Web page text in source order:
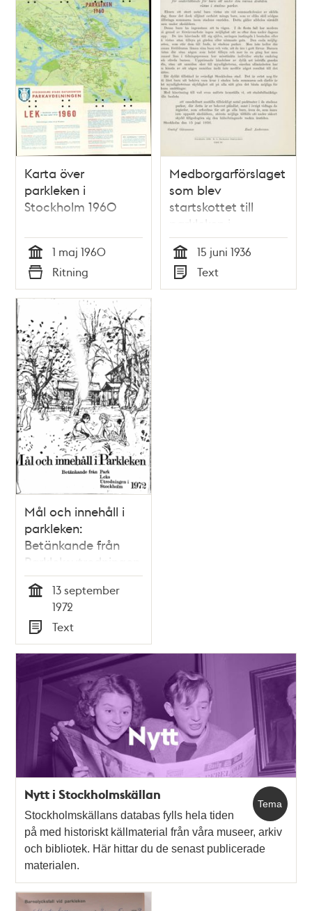
Karta över
parkleken i
Stockholm 1960
Tid
1 maj 1960
Typ
Ritning
Medborgarförslaget
som blev
startskottet till
parkleken i
stockholm
Tid
15 juni 1936
Typ
Text
Mål och innehåll i
parkleken:
Betänkande från
Parkleksutredningen
i Stockholm (PLUS)
13 september
1972
Typ
Text
Tema
Nytt i Stockholmskällan
Stockholmskällans databas fylls hela tiden
på med historiskt källmaterial från våra museer, arkiv
och bibliotek. Här hittar du de senast publicerade
materialen.